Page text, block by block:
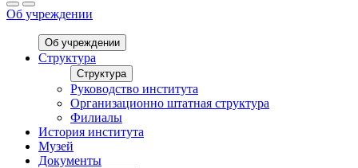
Об учреждении
Об учреждении
Структура
Структура
Руководство института
Организационно штатная структура
Филиалы
История института
Музей
Документы